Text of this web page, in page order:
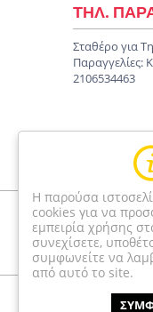
Η παρούσα
cookies για να
εμπειρία χρήσης
συνεχίσετε,
συμφωνείτε να
από αυτό το site.
ΤΗΛ.
Σταθέρο για
Παραγγελίες:
2106534463
Οι τιμές
Οι τιμές
διαφέρουν